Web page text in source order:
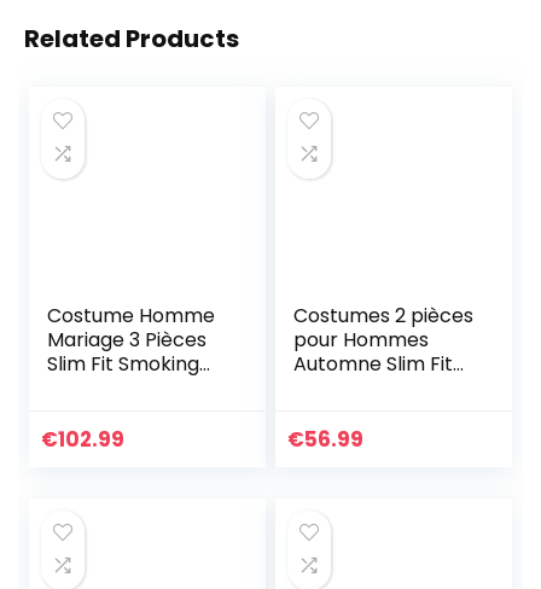
Related Products
Costume Homme
Mariage 3 Pièces
Slim Fit Smoking
Gilet et Pantalon
€102.99
Costumes 2 pièces
pour Hommes
Automne Slim Fit
Veste Plus La Taille
(Bleu Marine,6XL)
€56.99